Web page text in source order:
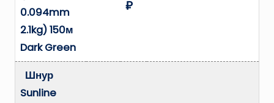
0.094mm
2.1kg) 150м
Dark Green
₽
Шнур
Sunline